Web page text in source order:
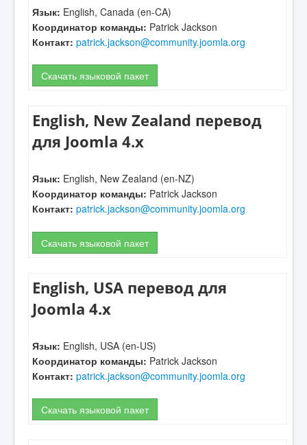
Язык: English, Canada (en-CA)
Координатор команды: Patrick Jackson
Контакт: patrick.jackson@community.joomla.org
Скачать языковой пакет
English, New Zealand перевод
для Joomla 4.x
Язык: English, New Zealand (en-NZ)
Координатор команды: Patrick Jackson
Контакт: patrick.jackson@community.joomla.org
Скачать языковой пакет
English, USA перевод для
Joomla 4.x
Язык: English, USA (en-US)
Координатор команды: Patrick Jackson
Контакт: patrick.jackson@community.joomla.org
Скачать языковой пакет